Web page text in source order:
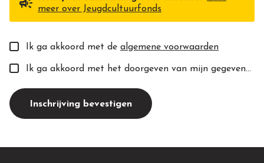
campaign
meer over Jeugdcultuurfonds
Ik ga akkoord met de algemene voorwaarden
Ik ga akkoord met het doorgeven van mijn gegevens aan de toekomstige docent(e).
Inschrijving bevestigen